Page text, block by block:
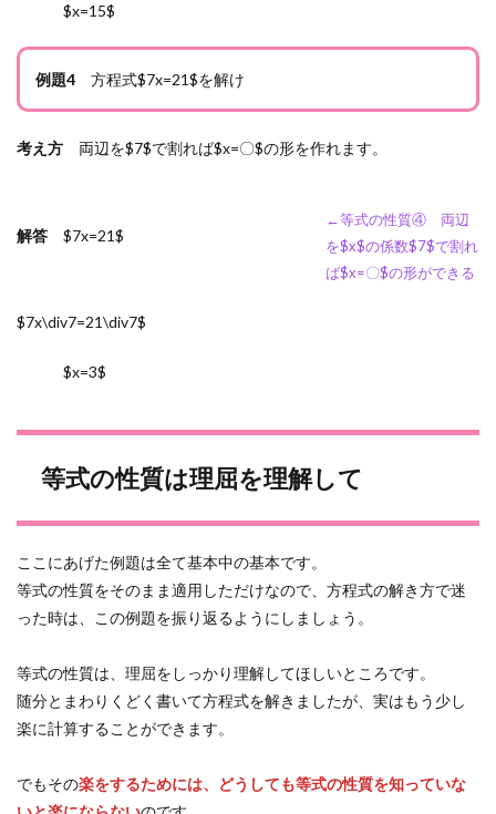
$x=15$
例題4 方程式$7x=21$を解け
考え方 両辺を$7$で割れば$x=〇$の形を作れます。
解答 $7x=21$
←等式の性質④ 両辺
を$x$の係数$7$で割れ
ば$x=〇$の形ができる
$7x\div7=21\div7$
$x=3$
等式の性質は理屈を理解して
ここにあげた例題は全て基本中の基本です。
等式の性質をそのまま適用しただけなので、方程式の解き方で迷
った時は、この例題を振り返るようにしましょう。
等式の性質は、理屈をしっかり理解してほしいところです。
随分とまわりくどく書いて方程式を解きましたが、実はもう少し
楽に計算することができます。
でもその楽をするためには、どうしても等式の性質を知っていな